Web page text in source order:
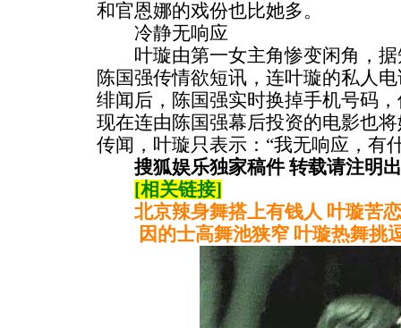
和官恩娜的戏份也比她多。
冷静无响应
叶璇由第一女主角惨变闲角，据
陈国强传情欲短讯，连叶璇的私人
绯闻后，陈国强实时换掉手机号码
现在连由陈国强幕后投资的电影也
传闻，叶璇只表示：“我无响应，有
搜狐娱乐独家稿件 转载请注明
[相关链接]
北京辣身舞搭上有钱人 叶璇苦
因的士高舞池狭窄 叶璇热舞挑